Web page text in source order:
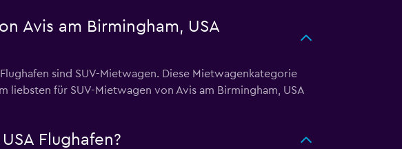
Avis am Birmingham, USA
sind SUV-Mietwagen. Diese Mietwagenkategorie
liebsten für SUV-Mietwagen von Avis am Birmingham, USA
Flughafen?